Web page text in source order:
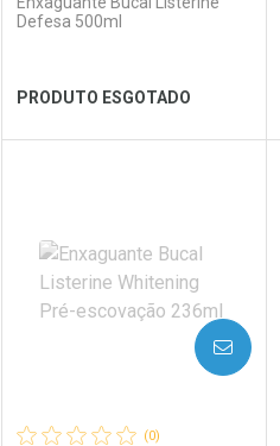
Ver Desconto Convênio
Defesa 500ml
PRODUTO ESGOTADO
Laboratório
Por Menos
(0)
AVISE-ME